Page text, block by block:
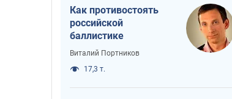
Как противостоять
российской
баллистике
Виталий Портников
17,3 т.